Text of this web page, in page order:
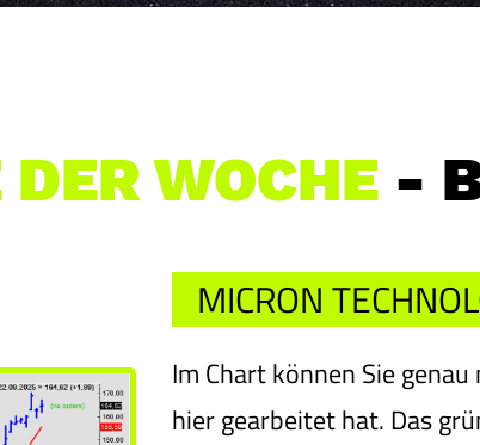
DER WOCHE -
MICRON
Im Chart können Sie
hier gearbeitet hat. Das